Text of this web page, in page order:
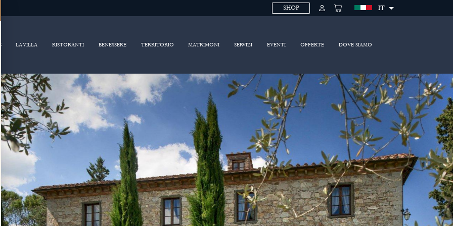
SHOP IT
LA VILLA RISTORANTI BENESSERE TERRITORIO MATRIMONI SERVIZI EVENTI OFFERTE DOVE SIAMO